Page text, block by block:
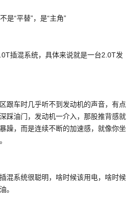
是“平替”，是“主角”
插混系统，具体来说就是一台2.0T发
跟车时几乎听不到发动机的声音，有点
踩油门，发动机一介入，那股推背感就
躁，而是连续不断的加速感，就像你坐
混系统很聪明，啥时候该用电，啥时候
。